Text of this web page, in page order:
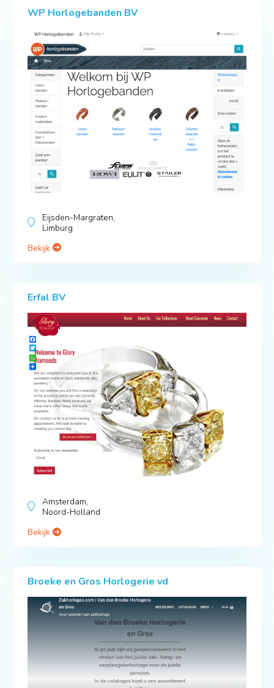
WP Horlogebanden BV
Eijsden-Margraten,
Limburg
Bekijk
Erfal BV
Amsterdam,
Noord-Holland
Bekijk
Broeke en Gros Horlogerie vd